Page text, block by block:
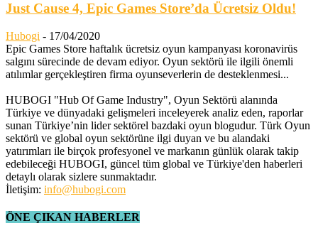
Just Cause 4, Epic Games Store’da Ücretsiz Oldu!
Hubogi - 17/04/2020
Epic Games Store haftalık ücretsiz oyun kampanyası koronavirüs
salgını sürecinde de devam ediyor. Oyun sektörü ile ilgili önemli
atılımlar gerçekleştiren firma oyunseverlerin de desteklenmesi...
HUBOGI "Hub Of Game Industry", Oyun Sektörü alanında
Türkiye ve dünyadaki gelişmeleri inceleyerek analiz eden, raporlar
sunan Türkiye’nin lider sektörel bazdaki oyun blogudur. Türk Oyun
sektörü ve global oyun sektörüne ilgi duyan ve bu alandaki
yatırımları ile birçok profesyonel ve markanın günlük olarak takip
edebileceği HUBOGI, güncel tüm global ve Türkiye'den haberleri
detaylı olarak sizlere sunmaktadır.
İletişim: info@hubogi.com
ÖNE ÇIKAN HABERLER